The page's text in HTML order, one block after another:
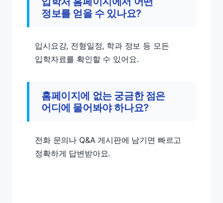
정보를 얻을 수 있나요?
입시요강, 전형일정, 학과 정보 등 모든
입학자료를 확인할 수 있어요.
홈페이지에 없는 궁금한 점은
어디에 물어봐야 하나요?
전화 문의나 Q&A 게시판에 남기면 빠르고
정확하게 답변받아요.